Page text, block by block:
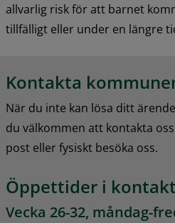
allvarlig risk för att barnet
tillfälligt eller under en längre
Kontakta
När du inte kan lösa ditt
du välkommen att kontakta
post eller fysiskt besöka oss.
Öppettider i
Vecka 26-32, måndag-